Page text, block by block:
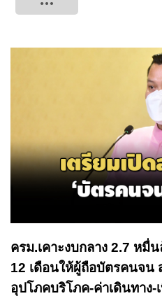
ครม.เคาะงบกลาง 2.7 หมื่
12 เดือนให้ผู้ถือบัตรคนจ
อุปโภคบริโภค-ค่าเดินทาง-